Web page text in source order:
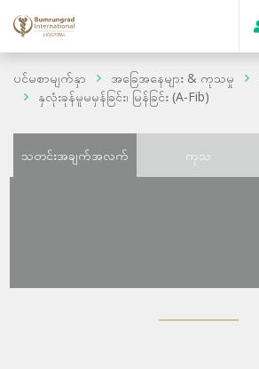
ပင်မစာမျက်နှာ အခြေအနေများ & ကုသမှု
နှလုံးခုန်မူမမှန်ခြင်း၊ မြန်ခြင်း (A-Fib)
သတင်းအချက်အလက် ကုသ